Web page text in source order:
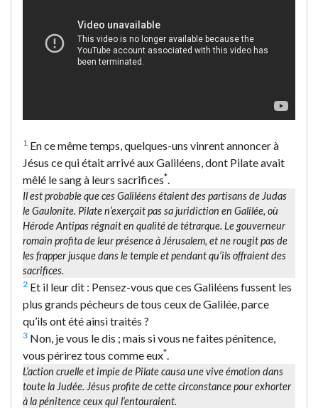
1 En ce même temps, quelques-uns vinrent annoncer à
Jésus ce qui était arrivé aux Galiléens, dont Pilate avait
mêlé le sang à leurs sacrifices*
Il est probable que ces Galiléens étaient des partisans de Judas
le Gaulonite. Pilate n’exerçait pas sa juridiction en Galilée, où
Hérode Antipas régnait en qualité de tétrarque. Le gouverneur
romain profita de leur présence à Jérusalem, et ne rougit pas de
les frapper jusque dans le temple et pendant qu’ils offraient des
sacrifices.
2 Et il leur dit : Pensez-vous que ces Galiléens fussent les
plus grands pécheurs de tous ceux de Galilée, parce
qu’ils ont été ainsi traités ?
3 Non, je vous le dis ; mais si vous ne faites pénitence,
vous périrez tous comme eux*
L’action cruelle et impie de Pilate causa une vive émotion dans
toute la Judée. Jésus profite de cette circonstance pour exhorter
à la pénitence ceux qui l’entouraient.